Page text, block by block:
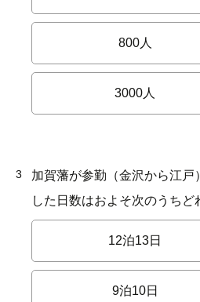
800人
3000人
3
加賀藩が参勤（金沢から江戸
した日数はおよそ次のうちど
12泊13日
9泊10日